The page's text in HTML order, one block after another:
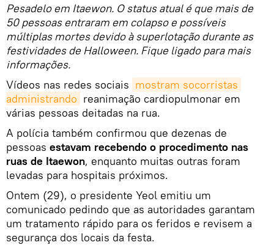
Pesadelo em Itaewon. O status atual é que mais de
50 pessoas entraram em colapso e possíveis
múltiplas mortes devido à superlotação durante as
festividades de Halloween. Fique ligado para mais
informações.
Vídeos nas redes sociais mostram socorristas
administrando reanimação cardiopulmonar em
várias pessoas deitadas na rua.
A polícia também confirmou que dezenas de
pessoas estavam recebendo o procedimento nas
ruas de Itaewon, enquanto muitas outras foram
levadas para hospitais próximos.
Ontem (29), o presidente Yeol emitiu um
comunicado pedindo que as autoridades garantam
um tratamento rápido para os feridos e revisem a
segurança dos locais da festa.